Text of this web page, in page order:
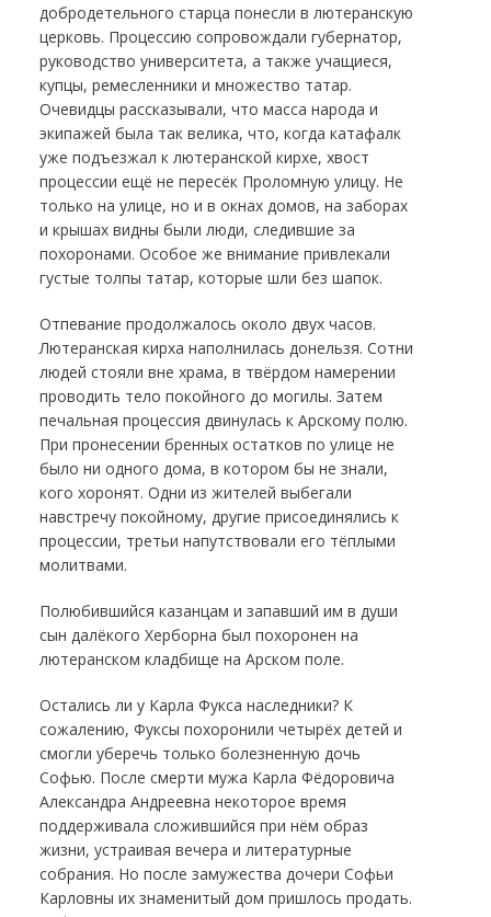
добродетельного старца понесли в лютеранскую
церковь. Процессию сопровождали губернатор,
руководство университета, а также учащиеся,
купцы, ремесленники и множество татар.
Очевидцы рассказывали, что масса народа и
экипажей была так велика, что, когда катафалк
уже подъезжал к лютеранской кирхе, хвост
процессии ещё не пересёк Проломную улицу. Не
только на улице, но и в окнах домов, на заборах
и крышах видны были люди, следившие за
похоронами. Особое же внимание привлекали
густые толпы татар, которые шли без шапок.
Отпевание продолжалось около двух часов.
Лютеранская кирха наполнилась донельзя. Сотни
людей стояли вне храма, в твёрдом намерении
проводить тело покойного до могилы. Затем
печальная процессия двинулась к Арскому полю.
При пронесении бренных остатков по улице не
было ни одного дома, в котором бы не знали,
кого хоронят. Одни из жителей выбегали
навстречу покойному, другие присоединялись к
процессии, третьи напутствовали его тёплыми
молитвами.
Полюбившийся казанцам и запавший им в души
сын далёкого Херборна был похоронен на
лютеранском кладбище на Арском поле.
Остались ли у Карла Фукса наследники? К
сожалению, Фуксы похоронили четырёх детей и
смогли уберечь только болезненную дочь
Софью. После смерти мужа Карла Фёдоровича
Александра Андреевна некоторое время
поддерживала сложившийся при нём образ
жизни, устраивая вечера и литературные
собрания. Но после замужества дочери Софьи
Карловны их знаменитый дом пришлось продать.